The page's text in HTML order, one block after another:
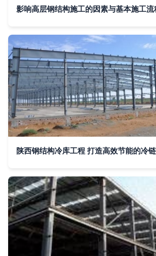
影响高层钢结构施工的因素与基本施工流
陕西钢结构冷库工程 打造高效节能的冷